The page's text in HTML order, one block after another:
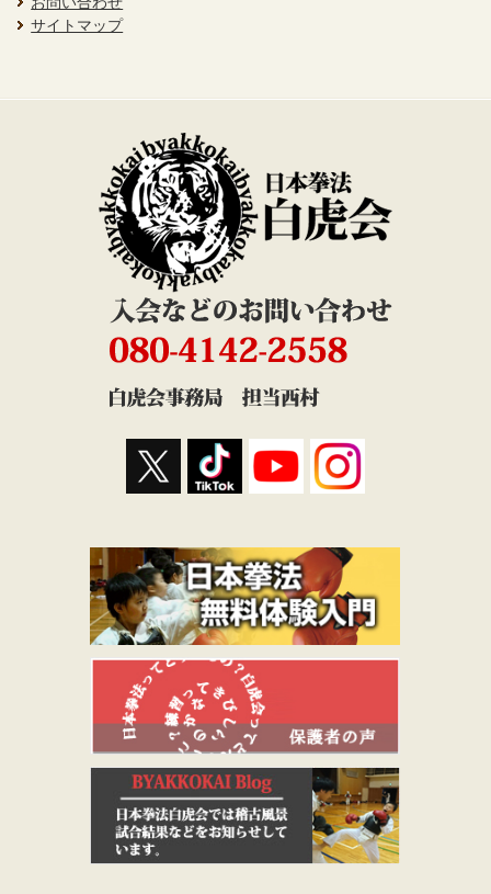
サイトマップ